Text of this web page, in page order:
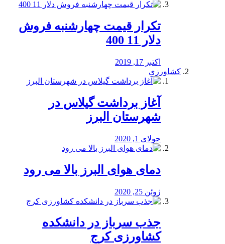
تکرار قیمت چهارشنبه فروش
دلار 11 400
اکتبر 17, 2019
کشاورزی
آغاز برداشت گیلاس در
شهرستان البرز
جولای 1, 2020
دمای هوای البرز بالا می رود
ژوئن 25, 2020
جذب سرباز در دانشکده
کشاورزی کرج